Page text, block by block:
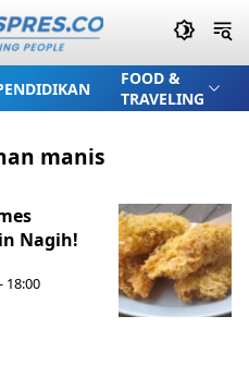
FOOD &
TRAVELING
manis
Nagih!
18:00